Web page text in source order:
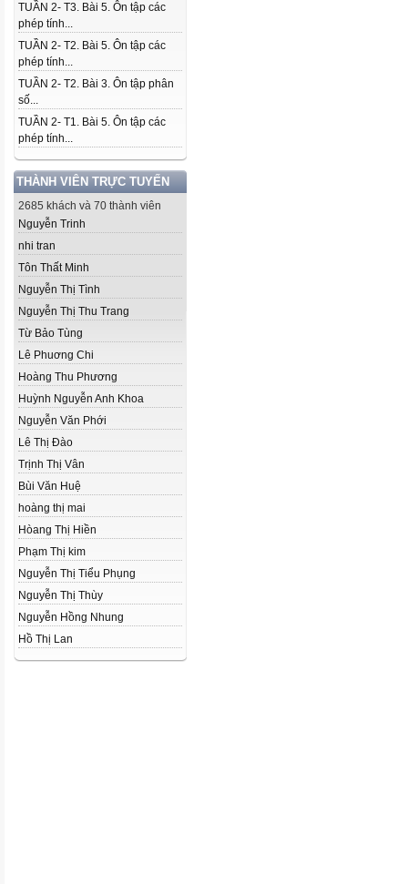
TUẦN 2- T3. Bài 5. Ôn tập các
phép tính...
TUẦN 2- T2. Bài 5. Ôn tập các
phép tính...
TUẦN 2- T2. Bài 3. Ôn tập phân
số...
TUẦN 2- T1. Bài 5. Ôn tập các
phép tính...
THÀNH VIÊN TRỰC TUYẾN
2685 khách và 70 thành viên
Nguyễn Trinh
nhi tran
Tôn Thất Minh
Nguyễn Thị Tình
Nguyễn Thị Thu Trang
Từ Bảo Tùng
Lê Phuơng Chi
Hoàng Thu Phương
Huỳnh Nguyễn Anh Khoa
Nguyễn Văn Phới
Lê Thị Đào
Trịnh Thị Vân
Bùi Văn Huệ
hoàng thị mai
Hòang Thị Hiền
Phạm Thị kim
Nguyễn Thị Tiểu Phụng
Nguyễn Thị Thùy
Nguyễn Hồng Nhung
Hồ Thị Lan